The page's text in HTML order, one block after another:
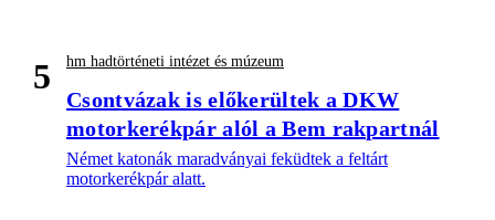
5 hm hadtörténeti intézet és múzeum
Csontvázak is előkerültek a DKW
motorkerékpár alól a Bem rakpartnál
Német katonák maradványai feküdtek a feltárt
motorkerékpár alatt.